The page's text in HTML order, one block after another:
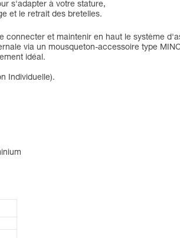
s'adapter à votre stature,
et le retrait des bretelles.
connecter et maintenir en haut le système
via un mousqueton-accessoire type
idéal.
Individuelle).